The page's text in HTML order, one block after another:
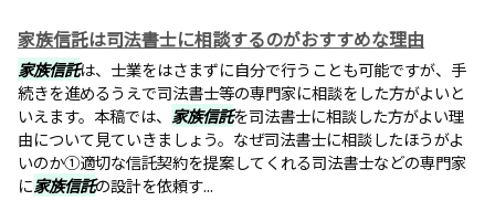
家族信託は司法書士に相談するのがおすすめな理由
家族信託は、士業をはさまずに自分で行うことも可能ですが、手
続きを進めるうえで司法書士等の専門家に相談をした方がよいと
いえます。本稿では、 家族信託を司法書士に相談した方がよい理
由について見ていきましょう。なぜ司法書士に相談したほうがよ
いのか①適切な信託契約を提案してくれる司法書士などの専門家
に家族信託の設計を依頼す...